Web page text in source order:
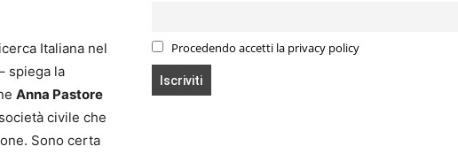
Italiana nel
spiega la
Anna Pastore
civile che
Sono certa
Procedendo accetti la privacy policy